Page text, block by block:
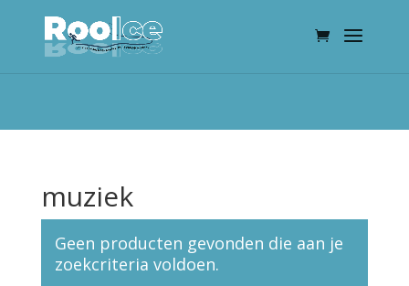
muziek
Geen producten gevonden die aan je
zoekcriteria voldoen.